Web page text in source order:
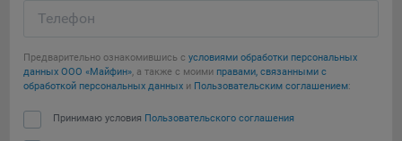
Телефон
Предварительно ознакомившись с условиями обработки персональных
данных ООО «Майфин», а также с моими правами, связанными с
обработкой персональных данных и Пользовательским соглашением:
Принимаю условия Пользовательского соглашения